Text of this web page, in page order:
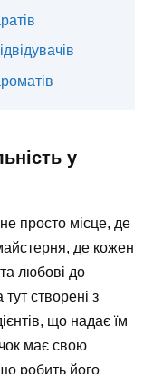
у
просто місце, де
де кожен
любові до
створені з
що надає їм
має свою
робить його